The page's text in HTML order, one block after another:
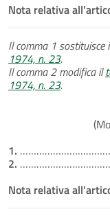
Nota relativa
Il comma 1 sostituisce
1974, n. 23.
Il comma 2 modifica il
1974, n. 23.
1.
2.
Nota relativa